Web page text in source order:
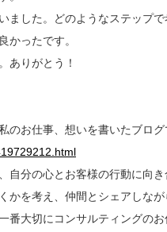
ました。どのようなステップで
かったです。
ありがとう！
のお仕事、想いを書いたブログ
自分の心とお客様の行動に向
かを考え、仲間とシェアしな
番大切にコンサルティングの